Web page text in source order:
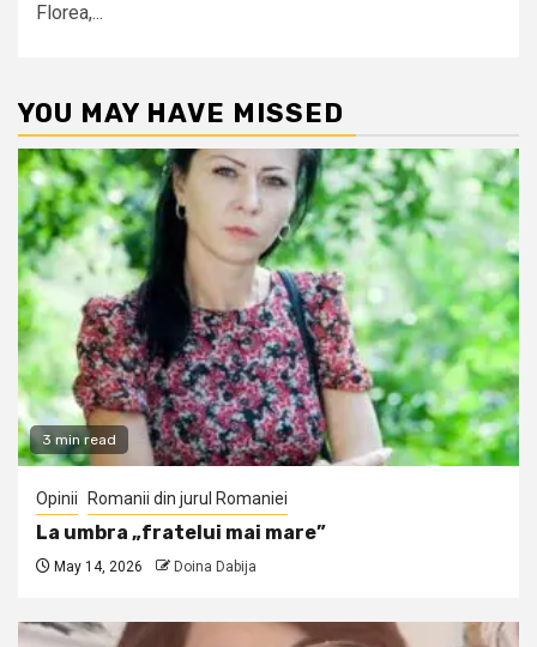
Florea,...
YOU MAY HAVE MISSED
3 min read
Opinii Romanii din jurul Romaniei
La umbra „fratelui mai mare”
May 14, 2026 Doina Dabija